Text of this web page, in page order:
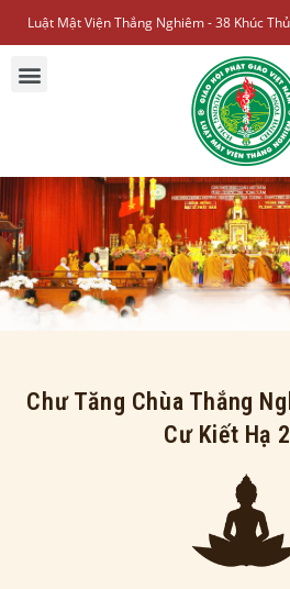
Luật Mật Viện Thắng Nghiêm - 38 Khúc
Chư Tăng Chùa Thắng
Cư Kiết Hạ